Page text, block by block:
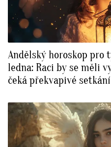
Andělský horoskop pro
ledna: Raci by se měli
čeká překvapivé setkání